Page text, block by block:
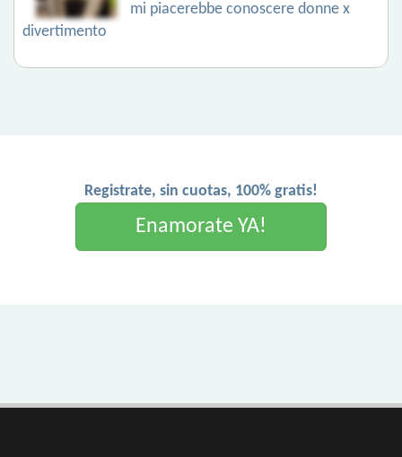
mi piacerebbe conoscere donne x
divertimento
Registrate, sin cuotas, 100% gratis!
Enamorate YA!